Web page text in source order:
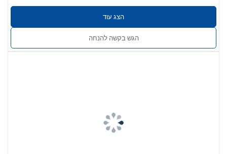
הצג עוד
הגש בקשה להנחה